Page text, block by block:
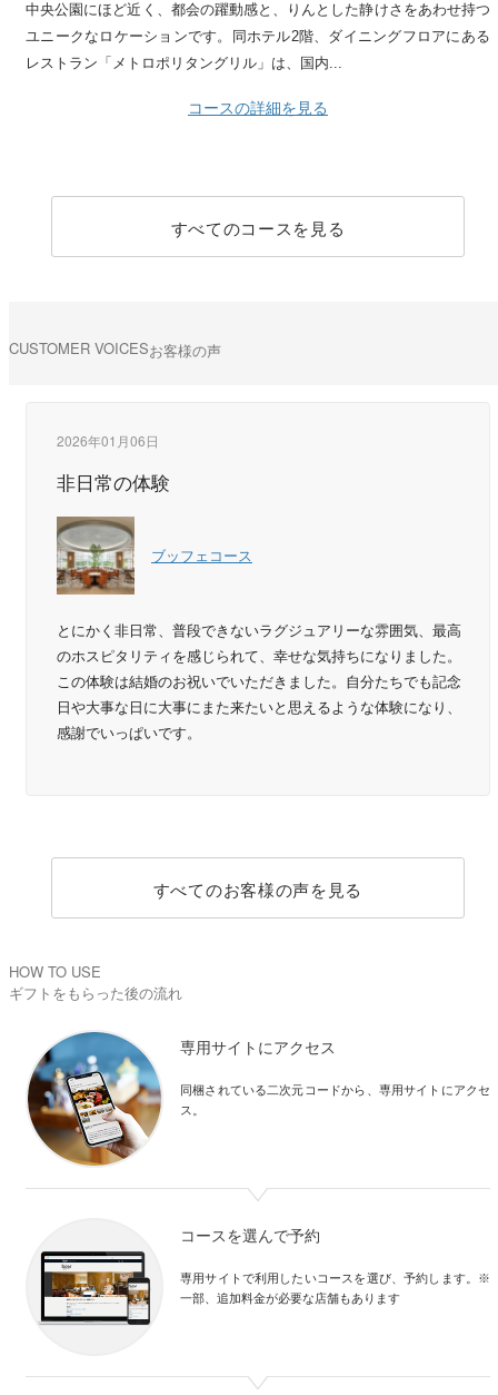
中央公園にほど近く、都会の躍動感と、りんとした静けさをあわせ持つ
ユニークなロケーションです。同ホテル2階、ダイニングフロアにある
レストラン「メトロポリタングリル」は、国内...
コースの詳細を見る
すべてのコースを見る
CUSTOMER VOICESお客様の声
2026年01月06日
非日常の体験
ブッフェコース
とにかく非日常、普段できないラグジュアリーな雰囲気、最高
のホスピタリティを感じられて、幸せな気持ちになりました。
この体験は結婚のお祝いでいただきました。自分たちでも記念
日や大事な日に大事にまた来たいと思えるような体験になり、
感謝でいっぱいです。
すべてのお客様の声を見る
HOW TO USE
ギフトをもらった後の流れ
専用サイトにアクセス
同梱されている二次元コードから、専用サイトにアクセ
ス。
コースを選んで予約
専用サイトで利用したいコースを選び、予約します。※
一部、追加料金が必要な店舗もあります